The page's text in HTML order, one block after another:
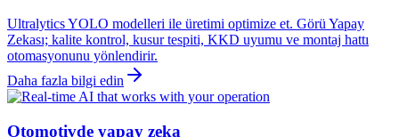
Ultralytics YOLO modelleri ile üretimi optimize et. Görü Yapay
Zekası; kalite kontrol, kusur tespiti, KKD uyumu ve montaj hattı
otomasyonunu yönlendirir.
Daha fazla bilgi edin
Otomotivde yapay zeka